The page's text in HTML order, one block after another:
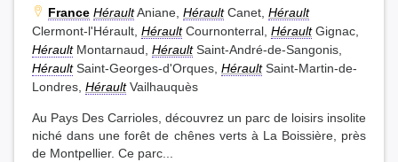
France HéraultAniane, HéraultCanet, Hérault
Clermont-l'Hérault, HéraultCournonterral, HéraultGignac,
HéraultMontarnaud, HéraultSaint-André-de-Sangonis,
HéraultSaint-Georges-d'Orques, HéraultSaint-Martin-de-
Londres, HéraultVailhauquès
Au Pays Des Carrioles, découvrez un parc de loisirs insolite
niché dans une forêt de chênes verts à La Boissière, près
de Montpellier. Ce parc...